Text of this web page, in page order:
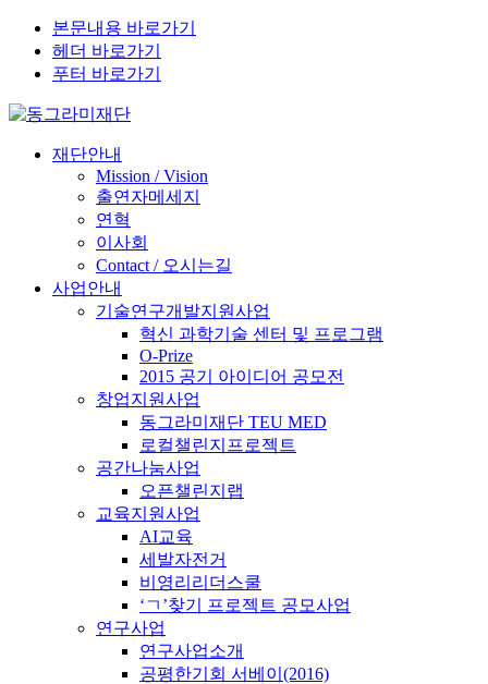
본문내용 바로가기
헤더 바로가기
푸터 바로가기
재단안내
Mission / Vision
출연자메세지
연혁
이사회
Contact / 오시는길
사업안내
기술연구개발지원사업
혁신 과학기술 센터 및 프로그램
O-Prize
2015 공기 아이디어 공모전
창업지원사업
동그라미재단 TEU MED
로컬챌린지프로젝트
공간나눔사업
오픈챌린지랩
교육지원사업
AI교육
세발자전거
비영리리더스쿨
‘ㄱ’찾기 프로젝트 공모사업
연구사업
연구사업소개
공평한기회 서베이(2016)